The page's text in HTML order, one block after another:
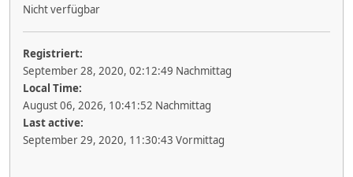
Nicht verfügbar
Registriert:
September 28, 2020, 02:12:49 Nachmittag
Local Time:
August 06, 2026, 10:41:52 Nachmittag
Last active:
September 29, 2020, 11:30:43 Vormittag